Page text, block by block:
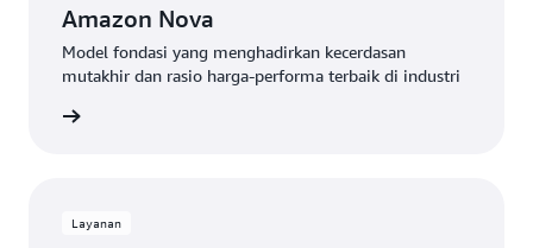
Amazon Nova
Model fondasi yang menghadirkan kecerdasan
mutakhir dan rasio harga-performa terbaik di industri
Layanan